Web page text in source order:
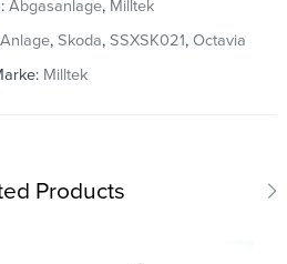
Abgasanlage, Milltek
, Skoda, SSXSK021, Octavia
Milltek
Products